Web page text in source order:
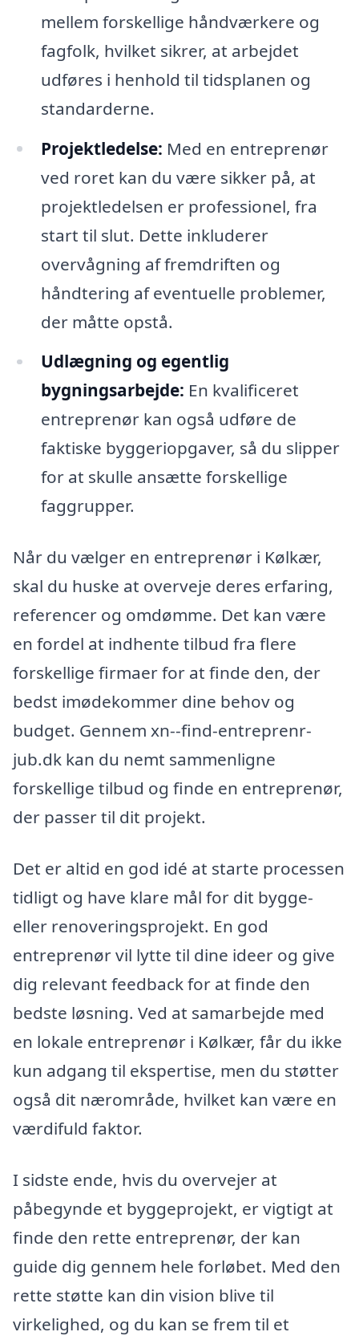
mellem forskellige håndværkere og
fagfolk, hvilket sikrer, at arbejdet
udføres i henhold til tidsplanen og
standarderne.
Projektledelse: Med en entreprenør
ved roret kan du være sikker på, at
projektledelsen er professionel, fra
start til slut. Dette inkluderer
overvågning af fremdriften og
håndtering af eventuelle problemer,
der måtte opstå.
Udlægning og egentlig
bygningsarbejde: En kvalificeret
entreprenør kan også udføre de
faktiske byggeriopgaver, så du slipper
for at skulle ansætte forskellige
faggrupper.
Når du vælger en entreprenør i Kølkær,
skal du huske at overveje deres erfaring,
referencer og omdømme. Det kan være
en fordel at indhente tilbud fra flere
forskellige firmaer for at finde den, der
bedst imødekommer dine behov og
budget. Gennem xn--find-entreprenr-
jub.dk kan du nemt sammenligne
forskellige tilbud og finde en entreprenør,
der passer til dit projekt.
Det er altid en god idé at starte processen
tidligt og have klare mål for dit bygge-
eller renoveringsprojekt. En god
entreprenør vil lytte til dine ideer og give
dig relevant feedback for at finde den
bedste løsning. Ved at samarbejde med
en lokale entreprenør i Kølkær, får du ikke
kun adgang til ekspertise, men du støtter
også dit nærområde, hvilket kan være en
værdifuld faktor.
I sidste ende, hvis du overvejer at
påbegynde et byggeprojekt, er vigtigt at
finde den rette entreprenør, der kan
guide dig gennem hele forløbet. Med den
rette støtte kan din vision blive til
virkelighed, og du kan se frem til et